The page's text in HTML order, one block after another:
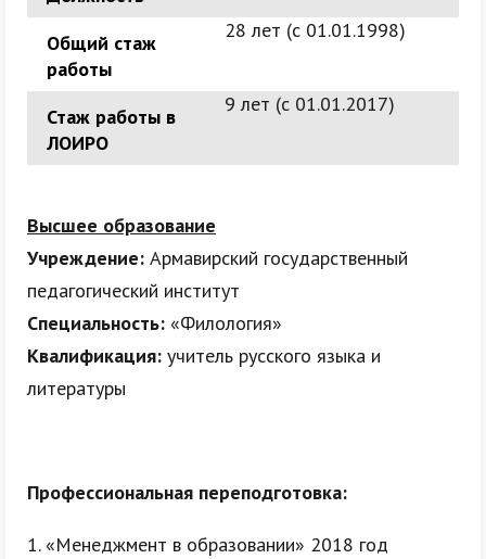
Общий стаж
работы
28 лет (c 01.01.1998)
Стаж работы в
ЛОИРО
9 лет (c 01.01.2017)
Высшее образование
Учреждение: Армавирский государственный
педагогический институт
Специальность: «Филология»
Квалификация: учитель русского языка и
литературы
Профессиональная переподготовка:
1. «Менеджмент в образовании» 2018 год